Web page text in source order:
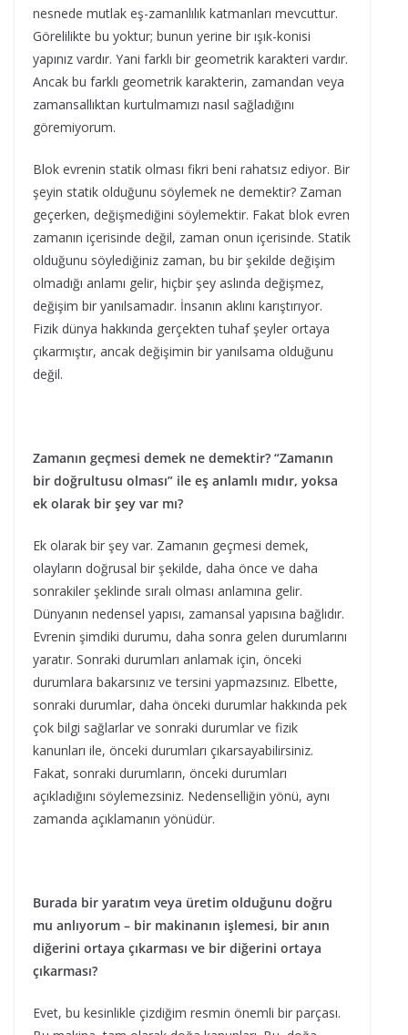
nesnede mutlak eş-zamanlılık katmanları mevcuttur.
Görelilikte bu yoktur; bunun yerine bir ışık-konisi
yapınız vardır. Yani farklı bir geometrik karakteri vardır.
Ancak bu farklı geometrik karakterin, zamandan veya
zamansallıktan kurtulmamızı nasıl sağladığını
göremiyorum.
Blok evrenin statik olması fikri beni rahatsız ediyor. Bir
şeyin statik olduğunu söylemek ne demektir? Zaman
geçerken, değişmediğini söylemektir. Fakat blok evren
zamanın içerisinde değil, zaman onun içerisinde. Statik
olduğunu söylediğiniz zaman, bu bir şekilde değişim
olmadığı anlamı gelir, hiçbir şey aslında değişmez,
değişim bir yanılsamadır. İnsanın aklını karıştırıyor.
Fizik dünya hakkında gerçekten tuhaf şeyler ortaya
çıkarmıştır, ancak değişimin bir yanılsama olduğunu
değil.
Zamanın geçmesi demek ne demektir? “Zamanın
bir doğrultusu olması” ile eş anlamlı mıdır, yoksa
ek olarak bir şey var mı?
Ek olarak bir şey var. Zamanın geçmesi demek,
olayların doğrusal bir şekilde, daha önce ve daha
sonrakiler şeklinde sıralı olması anlamına gelir.
Dünyanın nedensel yapısı, zamansal yapısına bağlıdır.
Evrenin şimdiki durumu, daha sonra gelen durumlarını
yaratır. Sonraki durumları anlamak için, önceki
durumlara bakarsınız ve tersini yapmazsınız. Elbette,
sonraki durumlar, daha önceki durumlar hakkında pek
çok bilgi sağlarlar ve sonraki durumlar ve fizik
kanunları ile, önceki durumları çıkarsayabilirsiniz.
Fakat, sonraki durumların, önceki durumları
açıkladığını söylemezsiniz. Nedenselliğin yönü, aynı
zamanda açıklamanın yönüdür.
Burada bir yaratım veya üretim olduğunu doğru
mu anlıyorum – bir makinanın işlemesi, bir anın
diğerini ortaya çıkarması ve bir diğerini ortaya
çıkarması?
Evet, bu kesinlikle çizdiğim resmin önemli bir parçası.